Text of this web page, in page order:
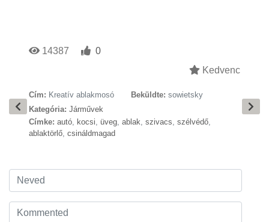
14387
0
Kedvenc
Cím: Kreatív ablakmosó Beküldte: sowietsky
Kategória: Járművek
Címke: autó, kocsi, üveg, ablak, szivacs, szélvédő,
ablaktörlő, csináldmagad